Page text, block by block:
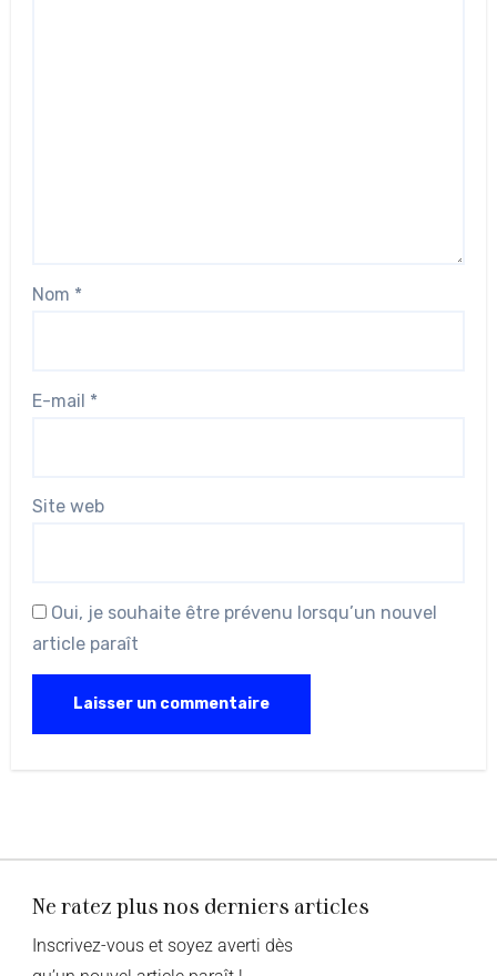
Nom *
E-mail *
Site web
Oui, je souhaite être prévenu lorsqu’un nouvel
article paraît
Ne ratez plus nos derniers articles
Inscrivez-vous et soyez averti dès